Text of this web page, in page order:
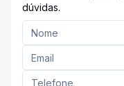
dúvidas.